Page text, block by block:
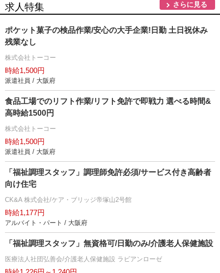
求人特集 さらに見る
ポケット菓子の検品作業/安心の大手企業!日勤 土日祝休み
残業なし
株式会社トーコー
時給1,500円
派遣社員 / 大阪府
食品工場でのリフト作業/リフト免許で即戦力 選べる時間&
高時給1500円
株式会社トーコー
時給1,500円
派遣社員 / 大阪府
「福祉調理スタッフ」調理師免許必須/サービス付き高齢者
向け住宅
CK&A 株式会社/ケア・ブリッジ帝塚山2号館
時給1,177円
アルバイト・パート / 大阪府
「福祉調理スタッフ」無資格可/日勤のみ/介護老人保健施設
医療法人社団弘善会/介護老人保健施設 ラビアンローゼ